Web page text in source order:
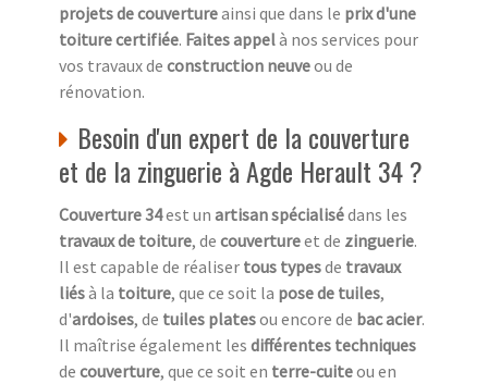
projets de couvertureainsi que dans le prix d'une
toiture certifiée. Faites appelà nos services pour
vos travaux de construction neuveou de
rénovation.
Besoin d'un expert de la couverture
et de la zinguerie à Agde Herault 34 ?
Couverture 34est un artisan spécialisédans les
travaux de toiture, de couvertureet de zinguerie.
Il est capable de réaliser tous typesde travaux
liésà la toiture, que ce soit la pose de tuiles,
d'ardoises, de tuiles platesou encore de bac acier.
Il maîtrise également les différentes techniques
de couverture, que ce soit en terre-cuiteou en